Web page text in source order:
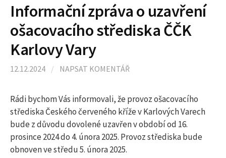
h
d
á
Informační zpráva o uzavření
ošacovacího střediska ČČK
Karlovy Vary
12.12.2024 / NAPSAT KOMENTÁŘ
Rádi bychom Vás informovali, že provoz ošacovacího
střediska Českého červeného kříže v Karlových Varech
bude z důvodu dovolené uzavřen v období od 16.
prosince 2024 do 4. února 2025. Provoz střediska bude
obnoven ve středu 5. února 2025.